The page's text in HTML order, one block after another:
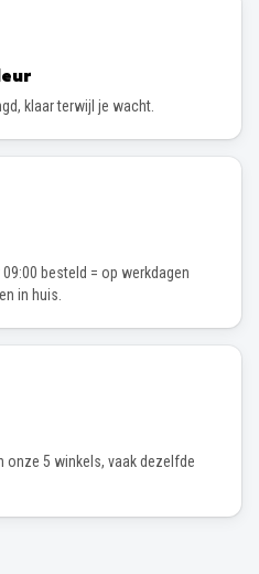
klaar terwijl je wacht.
besteld = op werkdagen
in huis.
onze 5 winkels, vaak dezelfde